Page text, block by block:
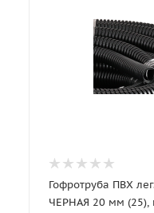
Гофротруба ПВХ
ЧЕРНАЯ 20 мм (25),